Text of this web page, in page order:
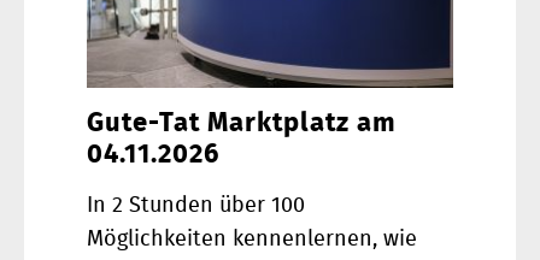
Gute-Tat Marktplatz am
04.11.2026
In 2 Stunden über 100
Möglichkeiten kennenlernen, wie